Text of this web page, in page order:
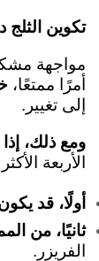
تكوين الثلج
مواجهة
أمرًا ممتعًا،
إلى تغيير.
ومع ذلك،
الأربعة
أولًا، قد
ثانيًا، من
الفريزر.